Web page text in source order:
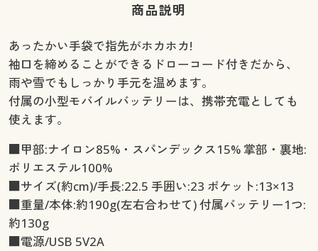
商品説明
あったかい手袋で指先がホカホカ!
袖口を締めることができるドローコード付きだから、
雨や雪でもしっかり手元を温めます。
付属の小型モバイルバッテリーは、携帯充電としても
使えます。
■甲部:ナイロン85%・スパンデックス15% 掌部・裏地:
ポリエステル100%
■サイズ(約cm)/手長:22.5 手囲い:23 ポケット:13×13
■重量/本体:約190g(左右合わせて) 付属バッテリー1つ:
約130g
■電源/USB 5V2A